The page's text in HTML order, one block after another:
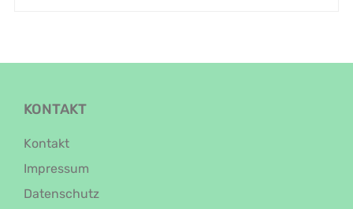
KONTAKT
Kontakt
Impressum
Datenschutz